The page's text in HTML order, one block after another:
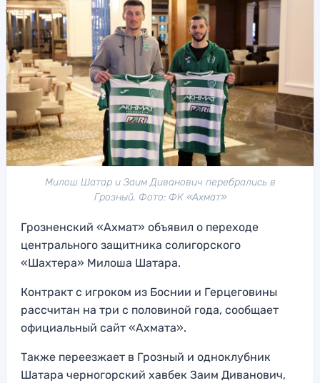
Милош Шатар и Заим Диванович перебрались в
Грозный. Фото: ФК «Ахмат»
Грозненский «Ахмат» объявил о переходе
центрального защитника солигорского
«Шахтера» Милоша Шатара.
Контракт с игроком из Боснии и Герцеговины
рассчитан на три с половиной года, сообщает
официальный сайт «Ахмата».
Также переезжает в Грозный и одноклубник
Шатара черногорский хавбек Заим Диванович,